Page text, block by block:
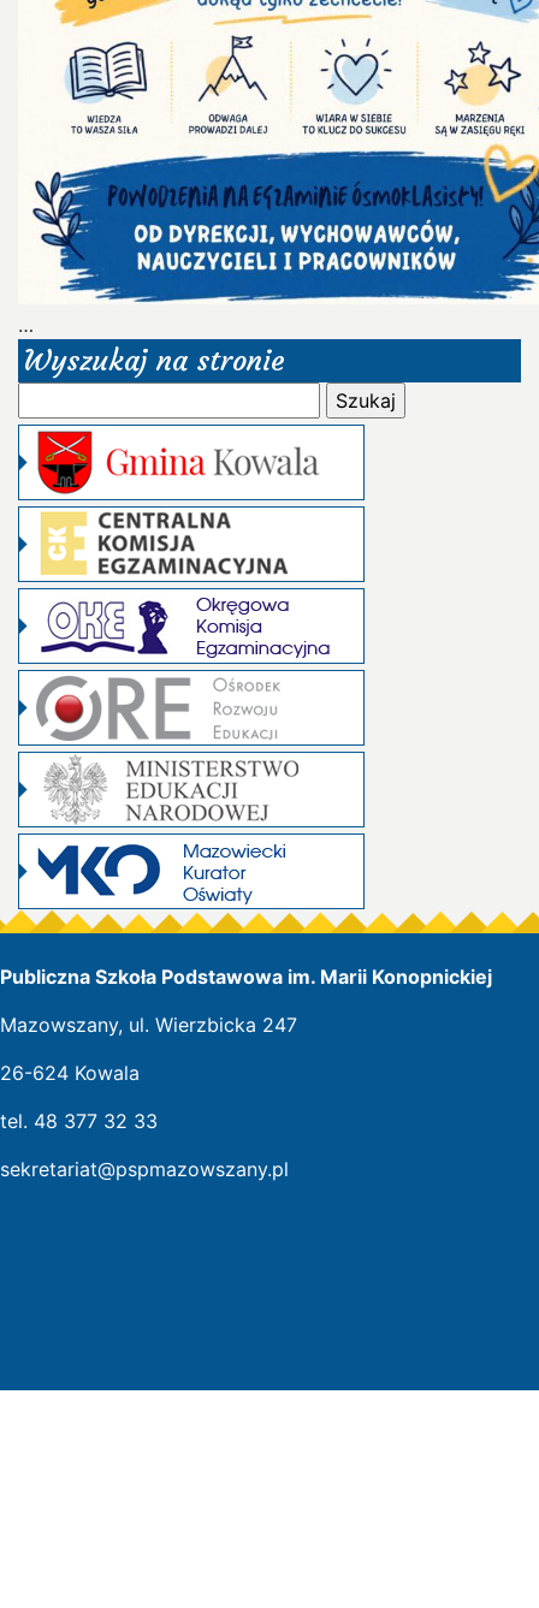
…
Wyszukaj na stronie
Publiczna Szkoła Podstawowa im. Marii Konopnickiej
Mazowszany, ul. Wierzbicka 247
26-624 Kowala
tel. 48 377 32 33
sekretariat@pspmazowszany.pl